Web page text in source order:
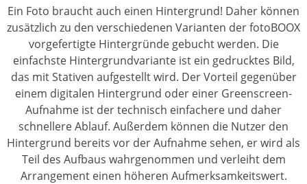
Ein Foto braucht auch einen Hintergrund! Daher können
zusätzlich zu den verschiedenen Varianten der fotoBOOX
vorgefertigte Hintergründe gebucht werden. Die
einfachste Hintergrundvariante ist ein gedrucktes Bild,
das mit Stativen aufgestellt wird. Der Vorteil gegenüber
einem digitalen Hintergrund oder einer Greenscreen-
Aufnahme ist der technisch einfachere und daher
schnellere Ablauf. Außerdem können die Nutzer den
Hintergrund bereits vor der Aufnahme sehen, er wird als
Teil des Aufbaus wahrgenommen und verleiht dem
Arrangement einen höheren Aufmerksamkeitswert.